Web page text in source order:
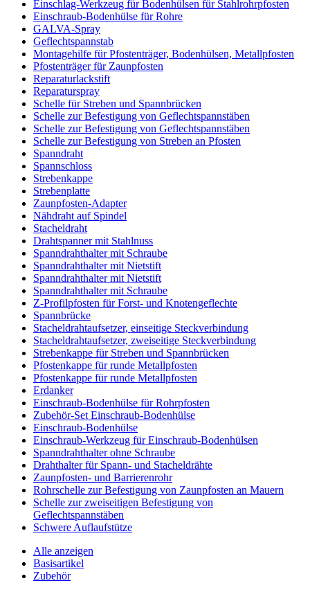
Einschlag-Werkzeug für Bodenhülsen für Stahlrohrpfosten
Einschraub-Bodenhülse für Rohre
GALVA-Spray
Geflechtspannstab
Montagehilfe für Pfostenträger, Bodenhülsen, Metallpfosten
Pfostenträger für Zaunpfosten
Reparaturlackstift
Reparaturspray
Schelle für Streben und Spannbrücken
Schelle zur Befestigung von Geflechtspannstäben
Schelle zur Befestigung von Geflechtspannstäben
Schelle zur Befestigung von Streben an Pfosten
Spanndraht
Spannschloss
Strebenkappe
Strebenplatte
Zaunpfosten-Adapter
Nähdraht auf Spindel
Stacheldraht
Drahtspanner mit Stahlnuss
Spanndrahthalter mit Schraube
Spanndrahthalter mit Nietstift
Spanndrahthalter mit Nietstift
Spanndrahthalter mit Schraube
Z-Profilpfosten für Forst- und Knotengeflechte
Spannbrücke
Stacheldrahtaufsetzer, einseitige Steckverbindung
Stacheldrahtaufsetzer, zweiseitige Steckverbindung
Strebenkappe für Streben und Spannbrücken
Pfostenkappe für runde Metallpfosten
Pfostenkappe für runde Metallpfosten
Erdanker
Einschraub-Bodenhülse für Rohrpfosten
Zubehör-Set Einschraub-Bodenhülse
Einschraub-Bodenhülse
Einschraub-Werkzeug für Einschraub-Bodenhülsen
Spanndrahthalter ohne Schraube
Drahthalter für Spann- und Stacheldrähte
Zaunpfosten- und Barrierenrohr
Rohrschelle zur Befestigung von Zaunpfosten an Mauern
Schelle zur zweiseitigen Befestigung von
Geflechtspannstäben
Schwere Auflaufstütze
Alle anzeigen
Basisartikel
Zubehör